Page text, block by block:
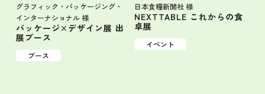
グラフィック・パッケージング・
インターナショナル 様
パッケージ×デザイン展 出
展ブース
ブース
日本食糧新聞社 様
NEXTTABLE これからの食
卓展
イベント